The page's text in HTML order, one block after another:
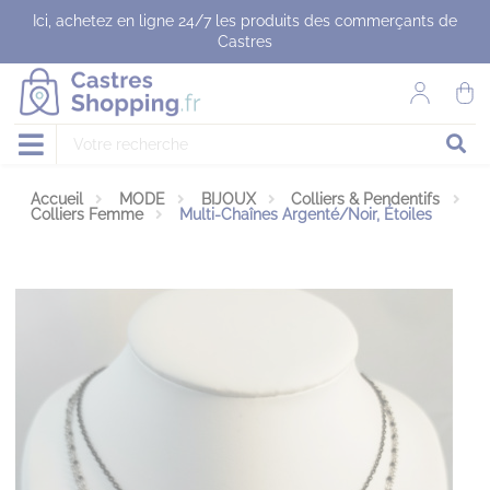
Ici, achetez en ligne 24/7 les produits des commerçants de
Castres
Accueil MODE BIJOUX
Colliers & Pendentifs
Colliers Femme
Multi-Chaînes Argenté/Noir, Étoiles
Panneau de gestion des cookies